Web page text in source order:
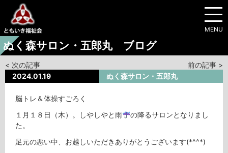
MENU
ぬく森サロン・五郎丸 ブログ
< 次の記事
前の記事 >
2024.01.19
ぬく森サロン・五郎丸
脳トレ＆体操すごろく
１月１８日（木）。しやしやと雨
の降るサロンとなりまし
た。
足元の悪い中、お越しいただきありがとうございます(*^^*)